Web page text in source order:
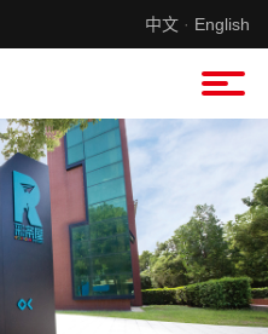
中文 · English